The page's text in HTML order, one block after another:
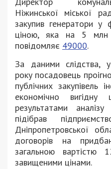
Ніжинської міської
закупив генератори у
ціною, яка на 5 млн
повідомляє 49000.
За даними слідства,
року посадовець
публічних закупівель
економічно вигідну
результатами
підібрав
Дніпропетровської
договорів на
загальною
завищеними цінами.